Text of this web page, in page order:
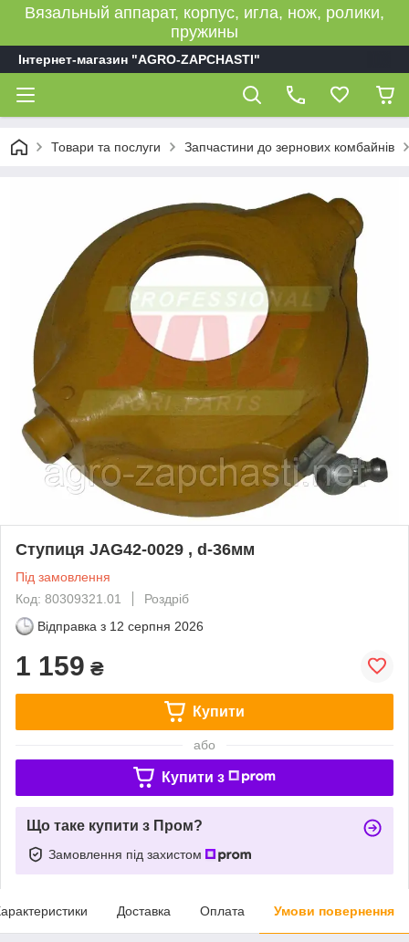
Вязальный аппарат, корпус, игла, нож, ролики,
пружины
Інтернет-магазин "AGRO-ZAPCHASTI"
Товари та послуги Запчастини до зернових комбайнів
Ступиця JAG42-0029 , d-36мм
Під замовлення
Код: 80309321.01
Роздріб
Відправка з 12 серпня 2026
1 159 ₴
Купити
або
Купити з
Що таке купити з Пром?
Замовлення під захистом
Доставка Оплата Умови повернення